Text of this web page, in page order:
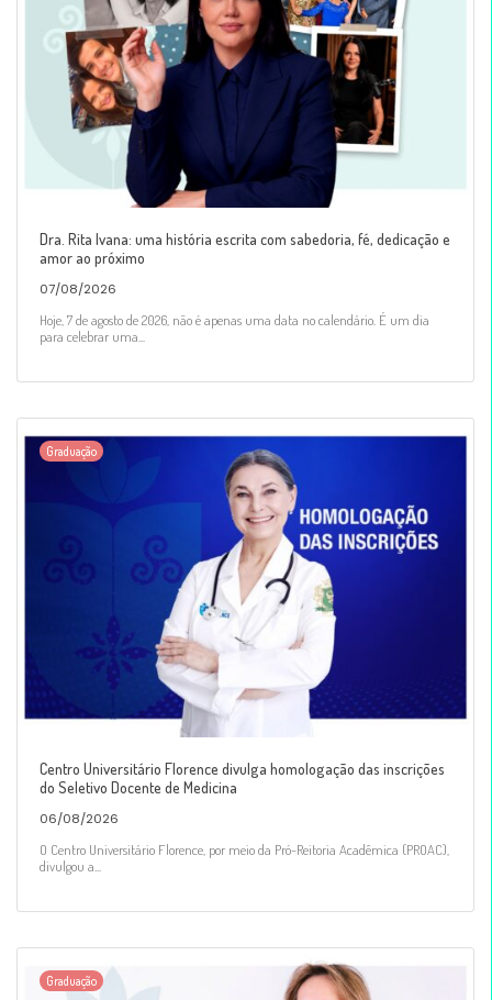
Dra. Rita Ivana: uma história escrita com sabedoria, fé, dedicação e
amor ao próximo
07/08/2026
Hoje, 7 de agosto de 2026, não é apenas uma data no calendário. É um dia
para celebrar uma...
Graduação
Centro Universitário Florence divulga homologação das inscrições
do Seletivo Docente de Medicina
06/08/2026
O Centro Universitário Florence, por meio da Pró-Reitoria Acadêmica (PROAC),
divulgou a...
Graduação